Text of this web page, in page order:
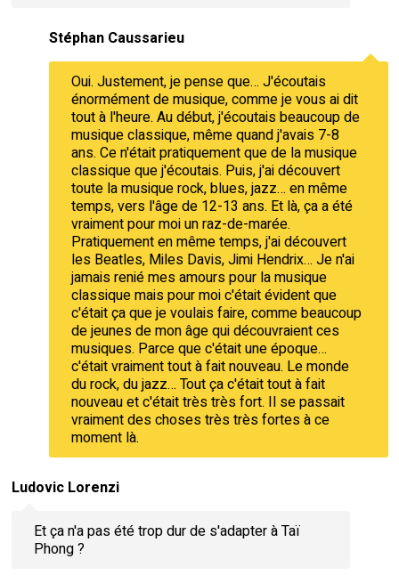
Stéphan Caussarieu
Oui. Justement, je pense que… J'écoutais
énormément de musique, comme je vous ai dit
tout à l'heure. Au début, j'écoutais beaucoup de
musique classique, même quand j'avais 7-8
ans. Ce n'était pratiquement que de la musique
classique que j'écoutais. Puis, j'ai découvert
toute la musique rock, blues, jazz… en même
temps, vers l'âge de 12-13 ans. Et là, ça a été
vraiment pour moi un raz-de-marée.
Pratiquement en même temps, j'ai découvert
les Beatles, Miles Davis, Jimi Hendrix… Je n'ai
jamais renié mes amours pour la musique
classique mais pour moi c'était évident que
c'était ça que je voulais faire, comme beaucoup
de jeunes de mon âge qui découvraient ces
musiques. Parce que c'était une époque…
c'était vraiment tout à fait nouveau. Le monde
du rock, du jazz… Tout ça c'était tout à fait
nouveau et c'était très très fort. Il se passait
vraiment des choses très très fortes à ce
moment là.
Ludovic Lorenzi
Et ça n'a pas été trop dur de s'adapter à Taï
Phong ?